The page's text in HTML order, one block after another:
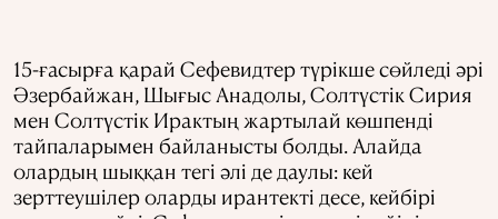
15-ғасырға қарай Сефевидтер түрікше сөйледі әрі
Әзербайжан, Шығыс Анадолы, Солтүстік Сирия
мен Солтүстік Ирактың жартылай көшпенді
тайпаларымен байланысты болды. Алайда
олардың шыққан тегі әлі де даулы: кей
зерттеушілер оларды ирантекті десе, кейбірі